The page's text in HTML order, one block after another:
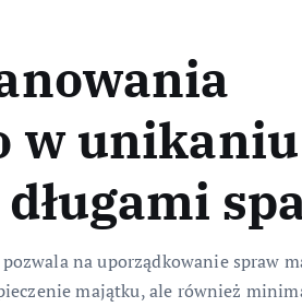
w unikaniu
na uporządkowanie spraw
majątku, ale również